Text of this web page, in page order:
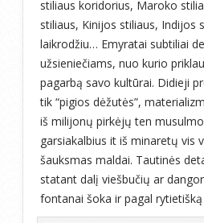
stiliaus koridorius, Maroko
stiliaus, Kinijos stiliaus, Indijos
laikrodžiu… Emyratai subtiliai
užsieniečiams, nuo kurio
pagarbą savo kultūrai. Didieji
tik “pigios dėžutės”,
iš milijonų pirkėjų ten
garsiakalbius it iš minaretų vis
šauksmas maldai. Tautinės
statant dalį viešbučių ar
fontanai šoka ir pagal rytietišką